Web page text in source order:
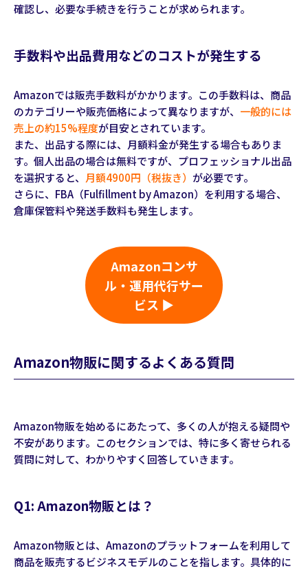
確認し、必要な手続きを行うことが求められます。
手数料や出品費用などのコストが発生する
Amazonでは販売手数料がかかります。この手数料は、商品
のカテゴリーや販売価格によって異なりますが、 一般的には
売上の約15%程度が目安とされています。
また、出品する際には、月額料金が発生する場合もありま
す。個人出品の場合は無料ですが、プロフェッショナル出品
を選択すると、 月額4900円（税抜き） が必要です。
さらに、FBA（Fulfillment by Amazon）を利用する場合、
倉庫保管料や発送手数料も発生します。
Amazonコンサ
ル・運用代行サー
ビス ▶
Amazon物販に関するよくある質問
Amazon物販を始めるにあたって、多くの人が抱える疑問や
不安があります。このセクションでは、特に多く寄せられる
質問に対して、わかりやすく回答していきます。
Q1: Amazon物販とは？
Amazon物販とは、Amazonのプラットフォームを利用して
商品を販売するビジネスモデルのことを指します。具体的に